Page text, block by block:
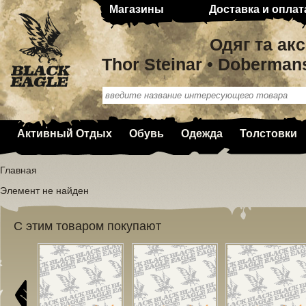
Магазины Доставка и
Одяг та
Thor Steinar •
Активный Отдых Обувь Одежда Толстовки
Главная
Элемент не найден
С этим товаром покупают